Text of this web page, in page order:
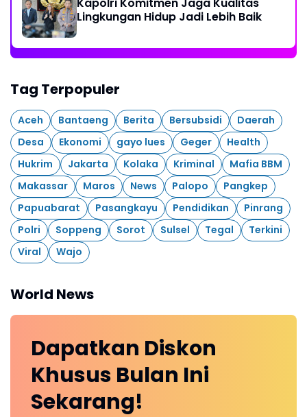
Lingkungan Hidup Jadi Lebih Baik
Tag Terpopuler
Aceh Bantaeng Berita Bersubsidi
Daerah
Desa
Ekonomi gayo lues Geger
Health
Hukrim
Jakarta Kolaka Kriminal
Mafia BBM
Makassar
Maros News Palopo
Pangkep
Papuabarat
Pasangkayu Pendidikan
Pinrang
Polri
Soppeng Sorot Sulsel Tegal
Terkini
Viral
Wajo
World News
Dapatkan Diskon
Khusus Bulan Ini
Sekarang!